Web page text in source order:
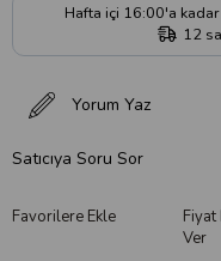
Favorilere Ekle
Fiyat
Ver
Yorum Yaz
Satıcıya Soru Sor
Hafta içi 16:00'a
12